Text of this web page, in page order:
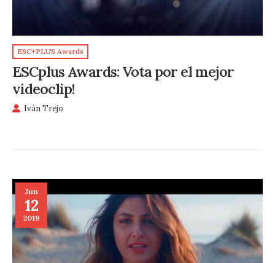
ESC+PLUS Awards
ESCplus Awards: Vota por el mejor
videoclip!
Iván Trejo
Jun
12
2019